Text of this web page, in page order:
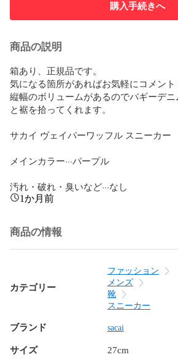
購入手続きへ
商品の説明
箱あり、正規品です。
気になる箇所があればお気軽にコメント
縦幅のボリュームがあるのでバギーデ
と裾を拾ってくれます。
サカイ ヴェイパーワッフル スニーカー
メインカラー···パープル
汚れ・破れ・臭いなど···なし
1か月前
商品の情報
カテゴリー
ファッション
メンズ
靴
スニーカー
ブランド sacai
サイズ 27cm